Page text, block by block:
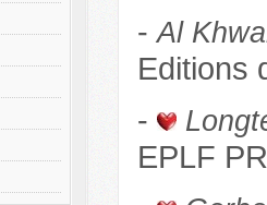
-Al
Editions
-
EPLF